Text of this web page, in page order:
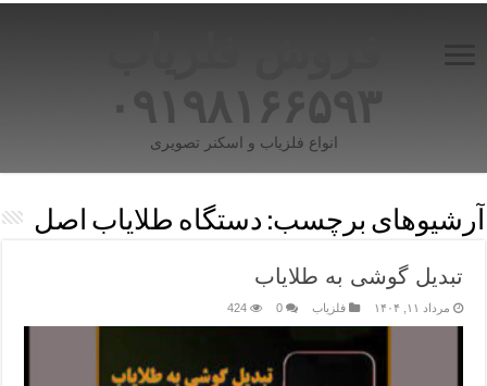
۰۹۱۹۸۱۶۶۵۹۳
انواع فلزیاب و اسکنر تصویری
آرشیوهای برچسب: دستگاه طلایاب اصل
تبدیل گوشی به طلایاب
مرداد ۱۱, ۱۴۰۴ فلزیاب 0
424